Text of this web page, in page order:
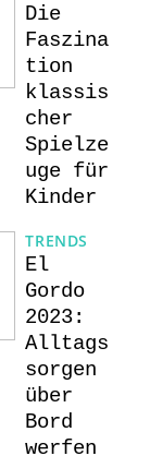
Die
Faszina
tion
klassis
cher
Spielze
uge für
Kinder
TRENDS
El
Gordo
2023:
Alltags
sorgen
über
Bord
werfen